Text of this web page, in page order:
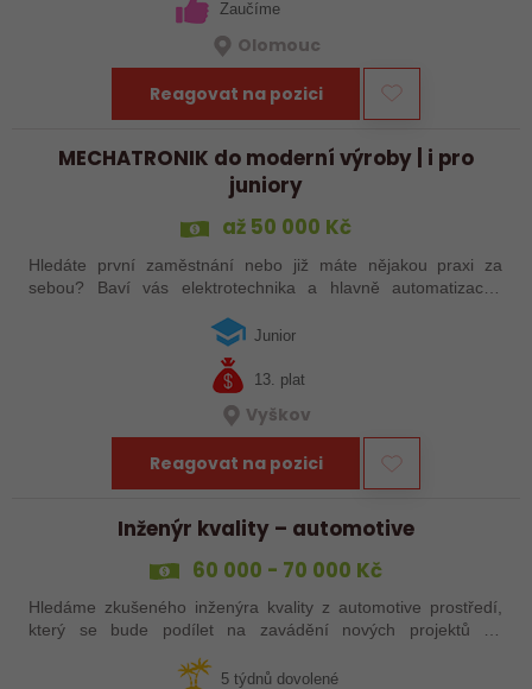
Zaučíme
Olomouc
Reagovat na pozici
MECHATRONIK do moderní výroby | i pro
juniory
až 50 000 Kč
Hledáte první zaměstnání nebo již máte nějakou praxi za
sebou? Baví vás elektrotechnika a hlavně automatizace?
automatizovaných strojů - vše…Junior
13. plat
Vyškov
Reagovat na pozici
Inženýr kvality – automotive
60 000 - 70 000 Kč
Hledáme zkušeného inženýra kvality z automotive prostředí,
který se bude podílet na zavádění nových projektů do
5 týdnů dovolené